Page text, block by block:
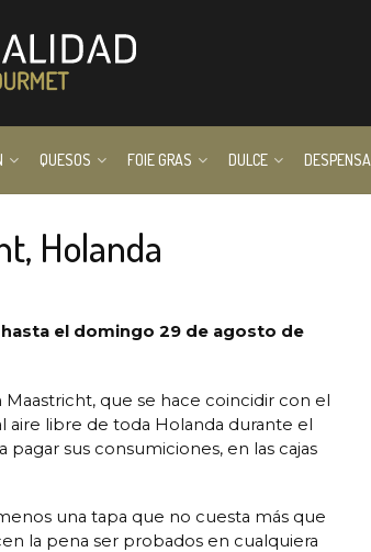
QUESOS FOIE GRAS DULCE DESPENSA
Holanda
el domingo 29 de agosto de
que se hace coincidir con el
aire libre de toda Holanda durante el
sus consumiciones, en las cajas
una tapa que no cuesta más que
la pena ser probados en cualquiera